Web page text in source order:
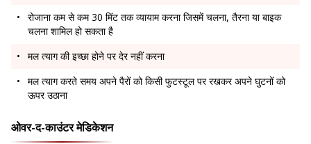
रोजाना कम से कम 30 मिंट तक व्यायाम करना जिसमें चलना, तैरना या बाइक
चलना शामिल हो सकता है
मल त्याग की इच्छा होने पर देर नहीं करना
मल त्याग करते समय अपने पैरों को किसी फुटस्टूल पर रखकर अपने घुटनों को
ऊपर उठाना
ओवर-द-काउंटर मेडिकेशन